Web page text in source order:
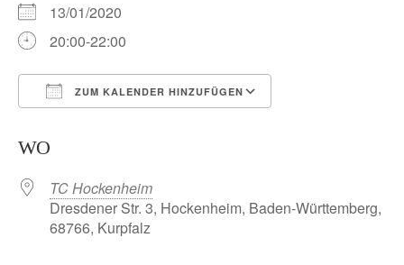
13/01/2020
20:00-22:00
ZUM KALENDER HINZUFÜGEN
WO
TC Hockenheim
Dresdener Str. 3, Hockenheim, Baden-Württemberg,
68766, Kurpfalz